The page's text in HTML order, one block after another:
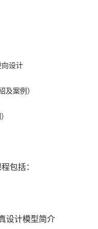
设计
及案例）
包括：
设计模型简介